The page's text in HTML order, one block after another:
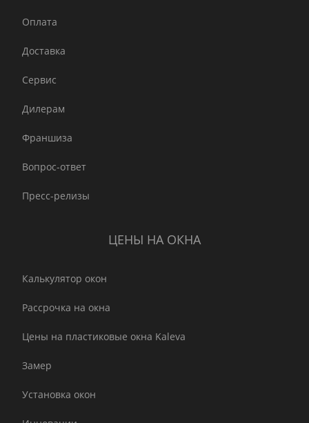
Оплата
Доставка
Сервис
Дилерам
Франшиза
Вопрос-ответ
Пресс-релизы
ЦЕНЫ НА ОКНА
Калькулятор окон
Рассрочка на окна
Цены на пластиковые окна Kaleva
Замер
Установка окон